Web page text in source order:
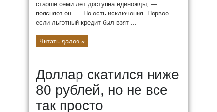
старше семи лет доступна единожды, —
поясняет он. — Но есть исключения. Первое —
если льготный кредит был взят ...
Читать далее »
Доллар скатился ниже
80 рублей, но не все
так просто